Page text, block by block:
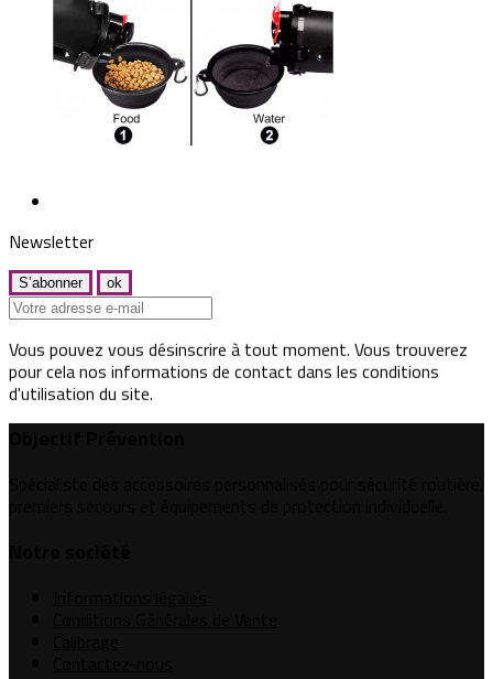
Newsletter
Vous pouvez vous désinscrire à tout moment. Vous trouverez
pour cela nos informations de contact dans les conditions
d'utilisation du site.